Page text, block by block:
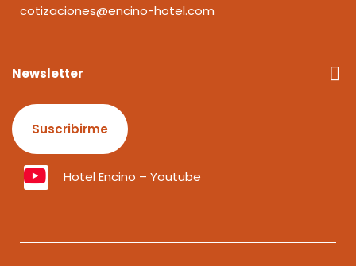
cotizaciones@encino-hotel.com
Newsletter
Suscribirme
Hotel Encino – Youtube